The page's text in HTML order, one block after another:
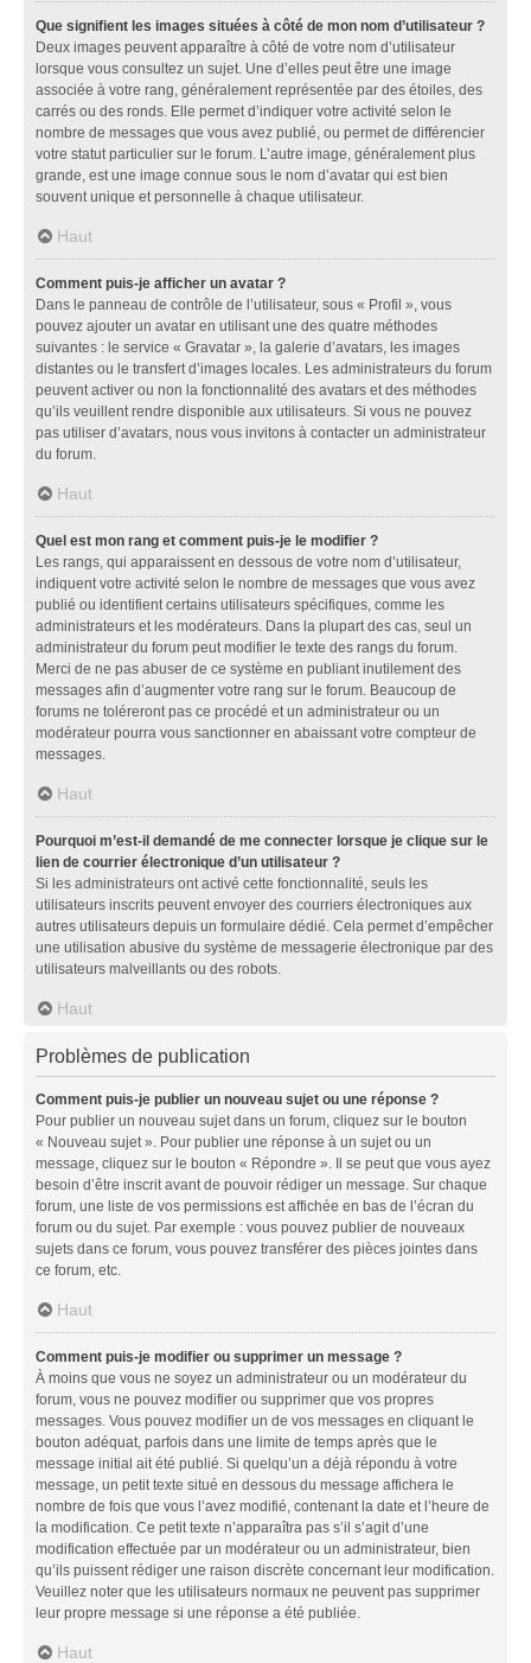
Que signifient les images situées à côté de mon nom d’utilisateur ?
Deux images peuvent apparaître à côté de votre nom d’utilisateur
lorsque vous consultez un sujet. Une d’elles peut être une image
associée à votre rang, généralement représentée par des étoiles, des
carrés ou des ronds. Elle permet d’indiquer votre activité selon le
nombre de messages que vous avez publié, ou permet de différencier
votre statut particulier sur le forum. L’autre image, généralement plus
grande, est une image connue sous le nom d’avatar qui est bien
souvent unique et personnelle à chaque utilisateur.
Haut
Comment puis-je afficher un avatar ?
Dans le panneau de contrôle de l’utilisateur, sous « Profil », vous
pouvez ajouter un avatar en utilisant une des quatre méthodes
suivantes : le service « Gravatar », la galerie d’avatars, les images
distantes ou le transfert d’images locales. Les administrateurs du forum
peuvent activer ou non la fonctionnalité des avatars et des méthodes
qu’ils veuillent rendre disponible aux utilisateurs. Si vous ne pouvez
pas utiliser d’avatars, nous vous invitons à contacter un administrateur
du forum.
Haut
Quel est mon rang et comment puis-je le modifier ?
Les rangs, qui apparaissent en dessous de votre nom d’utilisateur,
indiquent votre activité selon le nombre de messages que vous avez
publié ou identifient certains utilisateurs spécifiques, comme les
administrateurs et les modérateurs. Dans la plupart des cas, seul un
administrateur du forum peut modifier le texte des rangs du forum.
Merci de ne pas abuser de ce système en publiant inutilement des
messages afin d’augmenter votre rang sur le forum. Beaucoup de
forums ne toléreront pas ce procédé et un administrateur ou un
modérateur pourra vous sanctionner en abaissant votre compteur de
messages.
Haut
Pourquoi m’est-il demandé de me connecter lorsque je clique sur le
lien de courrier électronique d’un utilisateur ?
Si les administrateurs ont activé cette fonctionnalité, seuls les
utilisateurs inscrits peuvent envoyer des courriers électroniques aux
autres utilisateurs depuis un formulaire dédié. Cela permet d’empêcher
une utilisation abusive du système de messagerie électronique par des
utilisateurs malveillants ou des robots.
Haut
Problèmes de publication
Comment puis-je publier un nouveau sujet ou une réponse ?
Pour publier un nouveau sujet dans un forum, cliquez sur le bouton
« Nouveau sujet ». Pour publier une réponse à un sujet ou un
message, cliquez sur le bouton « Répondre ». Il se peut que vous ayez
besoin d’être inscrit avant de pouvoir rédiger un message. Sur chaque
forum, une liste de vos permissions est affichée en bas de l’écran du
forum ou du sujet. Par exemple : vous pouvez publier de nouveaux
sujets dans ce forum, vous pouvez transférer des pièces jointes dans
ce forum, etc.
Haut
Comment puis-je modifier ou supprimer un message ?
À moins que vous ne soyez un administrateur ou un modérateur du
forum, vous ne pouvez modifier ou supprimer que vos propres
messages. Vous pouvez modifier un de vos messages en cliquant le
bouton adéquat, parfois dans une limite de temps après que le
message initial ait été publié. Si quelqu’un a déjà répondu à votre
message, un petit texte situé en dessous du message affichera le
nombre de fois que vous l’avez modifié, contenant la date et l’heure de
la modification. Ce petit texte n’apparaîtra pas s’il s’agit d’une
modification effectuée par un modérateur ou un administrateur, bien
qu’ils puissent rédiger une raison discrète concernant leur modification.
Veuillez noter que les utilisateurs normaux ne peuvent pas supprimer
leur propre message si une réponse a été publiée.
Haut